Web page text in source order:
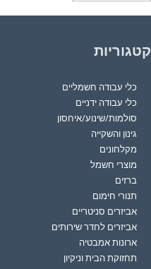
קטגוריות
כלי עבודה חשמליים
כלי עבודה ידניים
סולמות/שינוע/איחסון
גינון והשקייה
מקלחונים
מוצרי חשמל
ברזים
תנורי חימום
אביזרים סניטריים
אביזרים לחדר שירותים
ארונות אמבטיה
תחזוקת הבית וניקיון